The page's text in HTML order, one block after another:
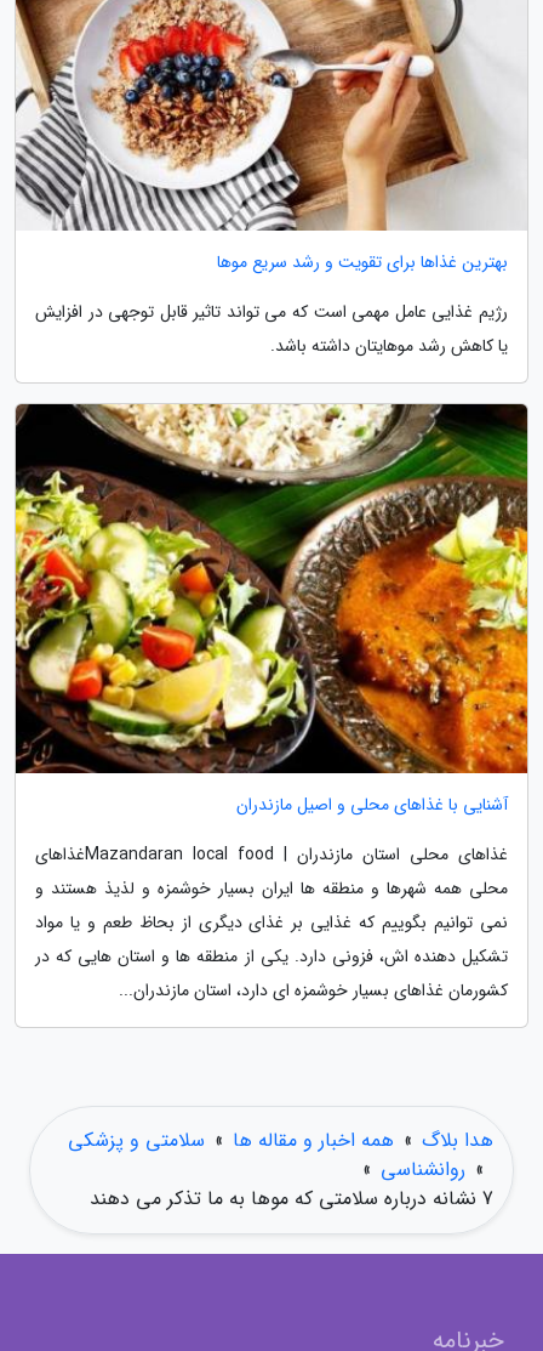
بهترین غذاها برای تقویت و رشد سریع موها
رژیم غذایی عامل مهمی است که می تواند تاثیر قابل توجهی در افزایش
یا کاهش رشد موهایتان داشته باشد.
آشنایی با غذاهای محلی و اصیل مازندران
غذاهای محلی استان مازندران | Mazandaran local foodغذاهای
محلی همه شهرها و منطقه ها ایران بسیار خوشمزه و لذیذ هستند و
نمی توانیم بگوییم که غذایی بر غذای دیگری از بحاظ طعم و یا مواد
تشکیل دهنده اش، فزونی دارد. یکی از منطقه ها و استان هایی که در
کشورمان غذاهای بسیار خوشمزه ای دارد، استان مازندران...
هدا بلاگ » همه اخبار و مقاله ها » سلامتی و پزشکی
» روانشناسی »
7 نشانه درباره سلامتی که موها به ما تذکر می دهند
خبرنامه